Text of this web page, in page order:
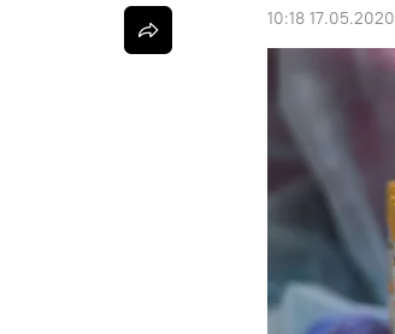
10:18 17.05.2020